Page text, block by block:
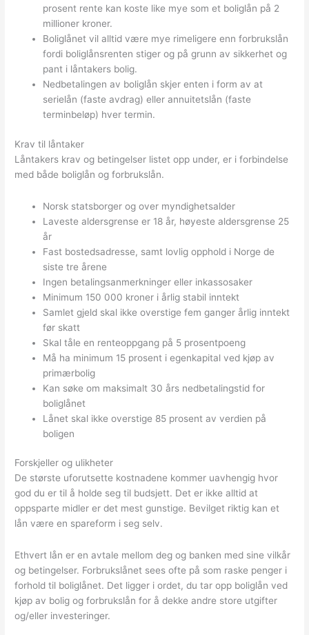
prosent rente kan koste like mye som et boliglån på 2
millioner kroner.
Boliglånet vil alltid være mye rimeligere enn forbrukslån
fordi boliglånsrenten stiger og på grunn av sikkerhet og
pant i låntakers bolig.
Nedbetalingen av boliglån skjer enten i form av at
serielån (faste avdrag) eller annuitetslån (faste
terminbeløp) hver termin.
Krav til låntaker
Låntakers krav og betingelser listet opp under, er i forbindelse
med både boliglån og forbrukslån.
Norsk statsborger og over myndighetsalder
Laveste aldersgrense er 18 år, høyeste aldersgrense 25
år
Fast bostedsadresse, samt lovlig opphold i Norge de
siste tre årene
Ingen betalingsanmerkninger eller inkassosaker
Minimum 150 000 kroner i årlig stabil inntekt
Samlet gjeld skal ikke overstige fem ganger årlig inntekt
før skatt
Skal tåle en renteoppgang på 5 prosentpoeng
Må ha minimum 15 prosent i egenkapital ved kjøp av
primærbolig
Kan søke om maksimalt 30 års nedbetalingstid for
boliglånet
Lånet skal ikke overstige 85 prosent av verdien på
boligen
Forskjeller og ulikheter
De største uforutsette kostnadene kommer uavhengig hvor
god du er til å holde seg til budsjett. Det er ikke alltid at
oppsparte midler er det mest gunstige. Bevilget riktig kan et
lån være en spareform i seg selv.
Ethvert lån er en avtale mellom deg og banken med sine vilkår
og betingelser. Forbrukslånet sees ofte på som raske penger i
forhold til boliglånet. Det ligger i ordet, du tar opp boliglån ved
kjøp av bolig og forbrukslån for å dekke andre store utgifter
og/eller investeringer.